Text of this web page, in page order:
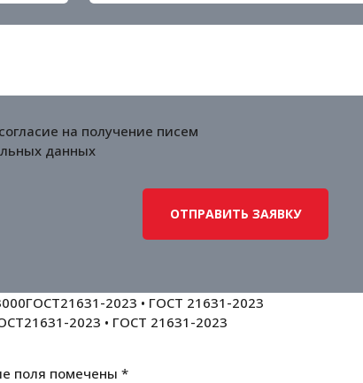
на получение писем
данных
2023 • ГОСТ 21631-2023
2023 • ГОСТ 21631-2023
поля помечены *